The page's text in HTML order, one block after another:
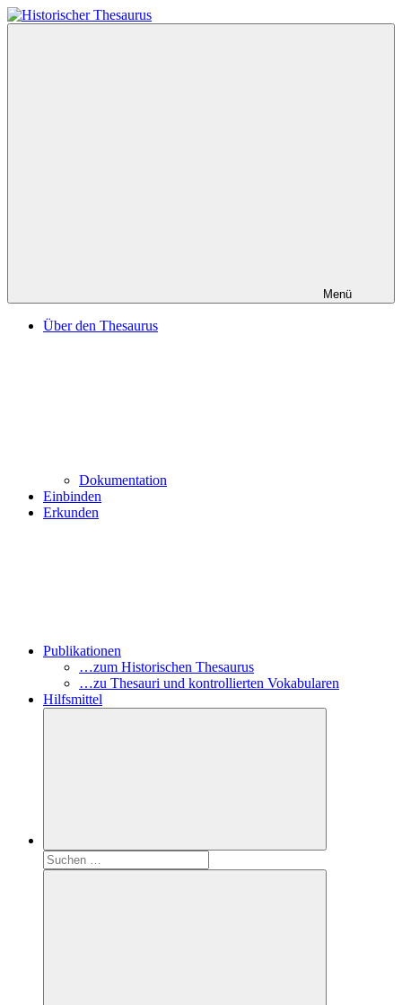
Zum
Inhalt
Menü
Über den Thesaurus
Dokumentation
Einbinden
Erkunden
Publikationen
…zum Historischen Thesaurus
…zu Thesauri und kontrollierten Vokabularen
Hilfsmittel
Suchen
nach: